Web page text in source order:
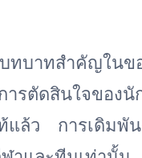
ทบาทสำคัญในข
รตัดสินใจของ
ล้ว การเดิมพั